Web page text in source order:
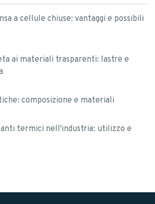
a cellule chiuse: vantaggi e possibili
ai materiali trasparenti: lastre e
composizione e materiali
termici nell'industria: utilizzo e